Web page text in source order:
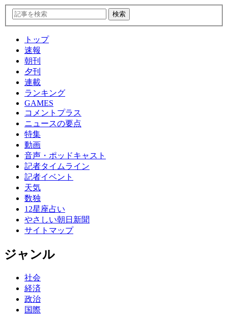
トップ
速報
朝刊
夕刊
連載
ランキング
GAMES
コメントプラス
ニュースの要点
特集
動画
音声・ポッドキャスト
記者タイムライン
記者イベント
天気
数独
12星座占い
やさしい朝日新聞
サイトマップ
ジャンル
社会
経済
政治
国際